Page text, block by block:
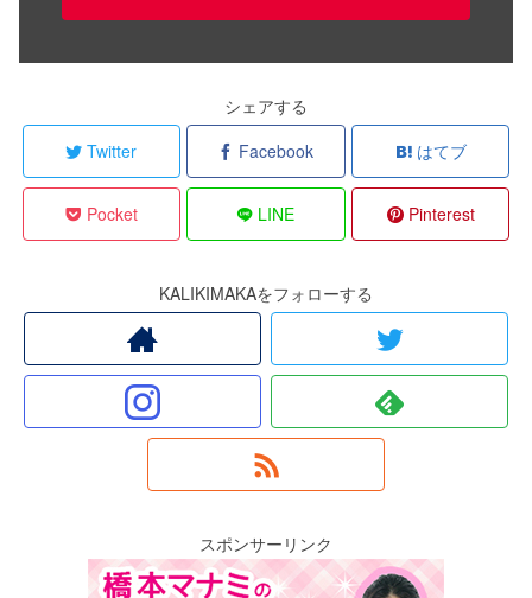
シェアする
Twitter
Facebook はてブ
Pocket LINE Pinterest
KALIKIMAKAをフォローする
スポンサーリンク